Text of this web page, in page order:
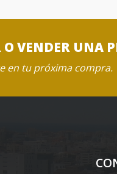
VENDER UNA
en tu próxima compra.